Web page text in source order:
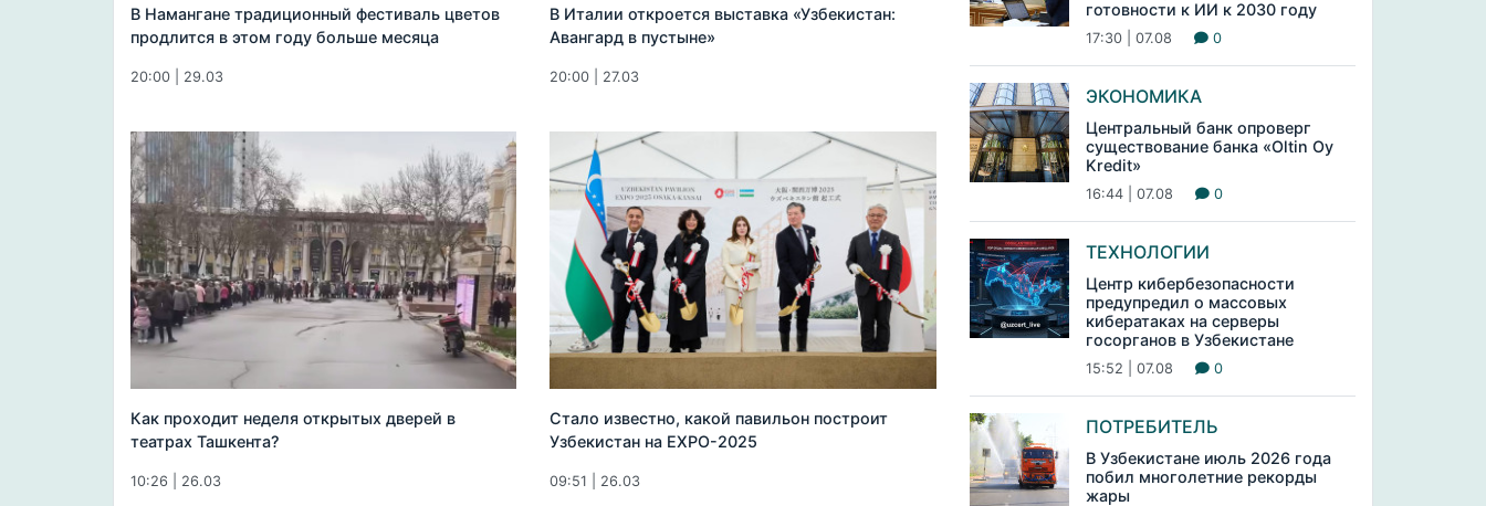
В Намангане традиционный фестиваль цветов
продлится в этом году больше месяца
20:00 | 29.03
В Италии откроется выставка «Узбекистан:
Авангард в пустыне»
20:00 | 27.03
Как проходит неделя открытых дверей в
театрах Ташкента?
10:26 | 26.03
Стало известно, какой павильон построит
Узбекистан на EXPO-2025
09:51 | 26.03
готовности к ИИ к 2030 году
17:30 | 07.08 0
ЭКОНОМИКА
Центральный банк опроверг
существование банка «Oltin Oy
Kredit»
16:44 | 07.08 0
ТЕХНОЛОГИИ
Центр кибербезопасности
предупредил о массовых
кибератаках на серверы
госорганов в Узбекистане
15:52 | 07.08 0
ПОТРЕБИТЕЛЬ
В Узбекистане июль 2026 года
побил многолетние рекорды
жары